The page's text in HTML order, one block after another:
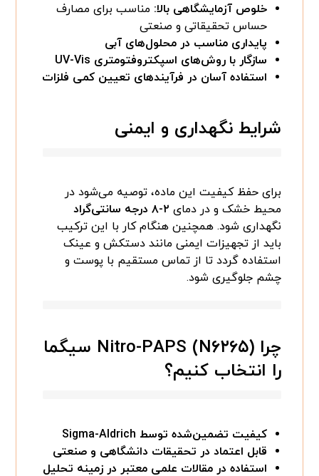
خلوص آزمایشگاهی بالا: مناسب برای مصارف
حساس تحقیقاتی و صنعتی
پایداری مناسب در محلول‌های آبی
سازگار با روش‌های اسپکتروفتومتری UV-Vis
استفاده آسان در فرآیندهای تعیین کمی فلزات
شرایط نگهداری و ایمنی
برای حفظ کیفیت این ماده، توصیه می‌شود در
محیط خشک و در دمای ۲-۸ درجه سانتی‌گراد
نگهداری شود. همچنین هنگام کار با این ترکیب
باید از تجهیزات ایمنی مانند دستکش و عینک
استفاده گردد تا از تماس مستقیم با پوست و
چشم جلوگیری شود.
چرا Nitro-PAPS (N۶۲۶۵) سیگما
را انتخاب کنیم؟
کیفیت تضمین‌شده توسط Sigma-Aldrich
قابل اعتماد در تحقیقات دانشگاهی و صنعتی
استفاده در مقالات علمی معتبر در زمینه تحلیل